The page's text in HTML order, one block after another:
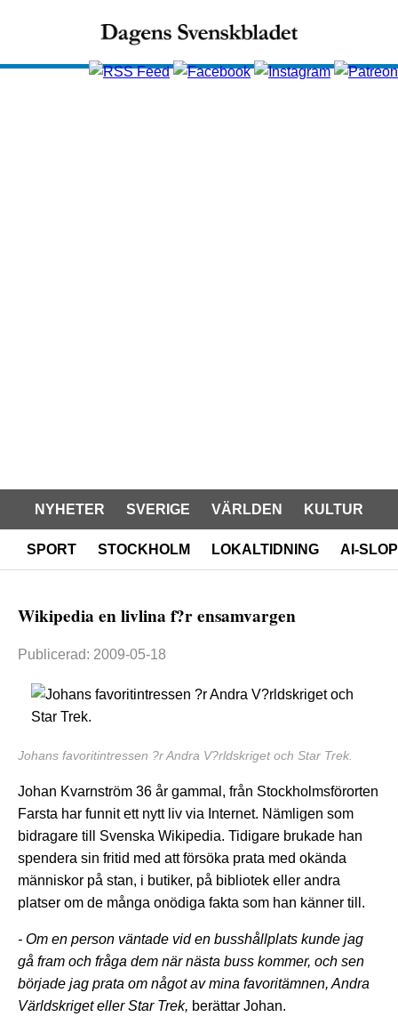
NYHETER SVERIGE VÄRLDEN KULTUR
SPORT STOCKHOLM LOKALTIDNING AI-SLOP
Wikipedia en livlina f?r ensamvargen
Publicerad: 2009-05-18
Johans favoritintressen ?r Andra V?rldskriget och Star Trek.
Johan Kvarnström 36 år gammal, från Stockholmsförorten
Farsta har funnit ett nytt liv via Internet. Nämligen som
bidragare till Svenska Wikipedia. Tidigare brukade han
spendera sin fritid med att försöka prata med okända
människor på stan, i butiker, på bibliotek eller andra
platser om de många onödiga fakta som han känner till.
- Om en person väntade vid en busshållplats kunde jag
gå fram och fråga dem när nästa buss kommer, och sen
började jag prata om något av mina favoritämnen, Andra
Världskriget eller Star Trek, berättar Johan.